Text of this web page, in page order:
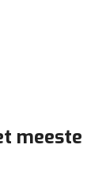
meeste